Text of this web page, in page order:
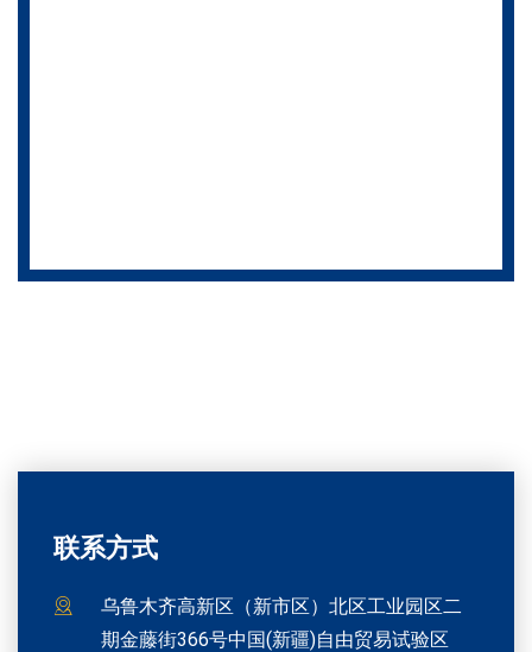
联系方式
乌鲁木齐高新区（新市区）北区工业园区二
期金藤街366号中国(新疆)自由贸易试验区